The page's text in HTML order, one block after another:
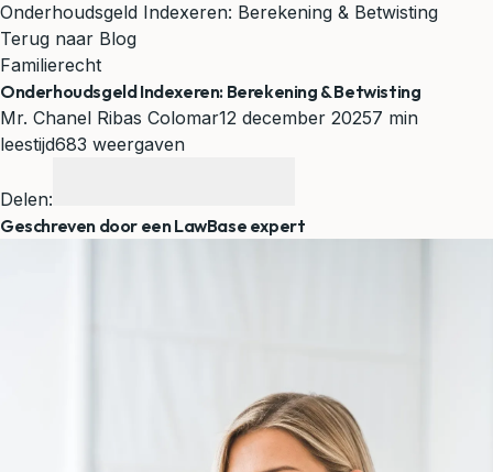
Onderhoudsgeld Indexeren: Berekening & Betwisting
Terug naar Blog
Familierecht
Onderhoudsgeld Indexeren: Berekening & Betwisting
Mr. Chanel Ribas Colomar12 december 20257 min
leestijd683 weergaven
Delen:
Geschreven door een LawBase expert